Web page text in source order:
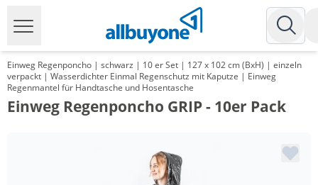
Einweg Regenponcho | schwarz | 10 er Set | 127 x 102 cm (BxH) | einzeln
verpackt | Wasserdichter Einmal Regenschutz mit Kaputze | Einweg
Regenmantel für Handtasche und Hosentasche
Einweg Regenponcho GRIP - 10er Pack